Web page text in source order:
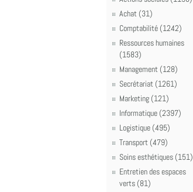
Achat (31)
Comptabilité (1242)
Ressources humaines
(1583)
Management (128)
Secrétariat (1261)
Marketing (121)
Informatique (2397)
Logistique (495)
Transport (479)
Soins esthétiques (151)
Entretien des espaces
verts (81)